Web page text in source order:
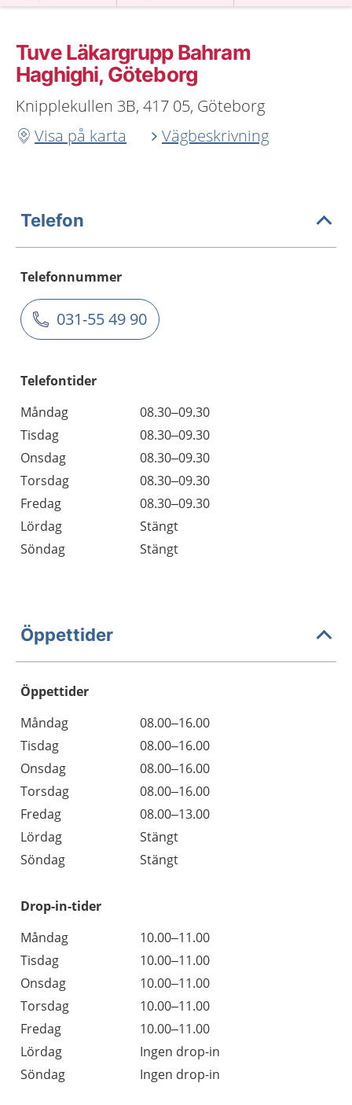
Tuve Läkargrupp Bahram
Haghighi, Göteborg
Knipplekullen 3B, 417 05, Göteborg
Visa på karta
Vägbeskrivning
Telefon
Telefonnummer
031-55 49 90
Telefontider
Måndag
08.30–09.30
Tisdag
08.30–09.30
Onsdag
08.30–09.30
Torsdag
08.30–09.30
Fredag
08.30–09.30
Lördag
Stängt
Söndag
Stängt
Öppettider
Öppettider
Dag
Öppettider
Kommentarer
Måndag
08.00–16.00
Tisdag
08.00–16.00
Onsdag
08.00–16.00
Torsdag
08.00–16.00
Fredag
08.00–13.00
Lördag
Stängt
Söndag
Stängt
Drop-in-tider
Måndag
10.00–11.00
Tisdag
10.00–11.00
Onsdag
10.00–11.00
Torsdag
10.00–11.00
Fredag
10.00–11.00
Lördag
Ingen drop-in
Söndag
Ingen drop-in